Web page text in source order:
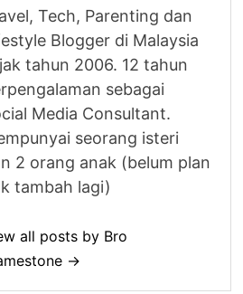
Tech, Parenting dan
Blogger di Malaysia
tahun 2006. 12 tahun
sebagai
Media Consultant.
seorang isteri
2 orang anak (belum plan
tambah lagi)
all posts by Bro
→